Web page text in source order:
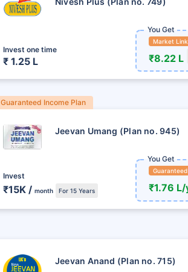
Invest one time
₹ 1.25 L
You Get
Market
₹8.22 L
Guaranteed Income Plan
Jeevan Umang (Plan no. 945)
Invest
₹15K / month For 15 Years
You Get
Guaranteed
₹1.76
Jeevan Anand (Plan no. 715)
మీ భవిష్యత్తులో
ఇంకా
+